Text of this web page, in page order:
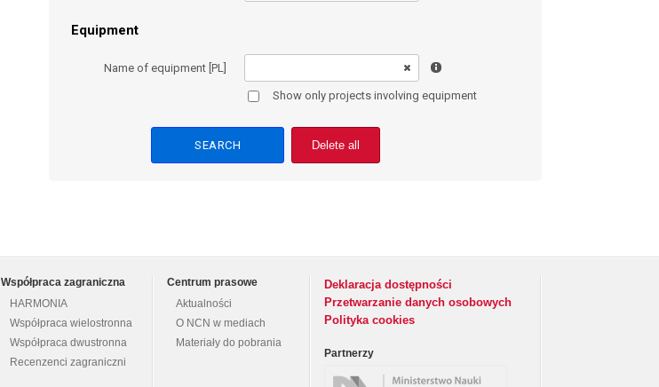
Equipment
Name of equipment [PL]
Show only projects involving equipment
Delete all
Współpraca zagraniczna
HARMONIA
Współpraca wielostronna
Współpraca dwustronna
Recenzenci zagraniczni
Centrum prasowe
Aktualności
O NCN w mediach
Materiały do pobrania
Deklaracja dostępności
Przetwarzanie danych osobowych
Polityka cookies
Partnerzy